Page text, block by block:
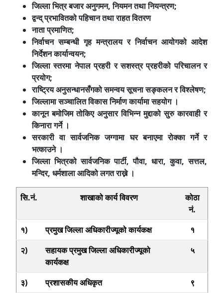
जिल्ला भित्र बजार अनुगमन, नियमन तथा नियन्त्रण;
द्वन्द् प्रभावितको पहिचान तथा राहत वितरण
नाता प्रमाणित;
निर्वाचन सम्बन्धी गृह मन्त्रालय र निर्वाचन आयोगको आदेश
निर्देशन कार्यान्वयन;
जिल्ला स्तरमा नेपाल प्रहरी र सशस्त्र प्रहरीको परिचालन र
प्रयोग;
राष्ट्रिय अनुसन्धानसँगको समन्वय सूचना सङ्कलन र विश्लेषण;
जिल्लामा सञ्चालित विकास निर्माण कार्यामा सहयोग ।
कानून बमोजिम तोकिए अनुसार विभिन्न मुद्दाको सुरु कारवाही र
किनारा गर्ने ।
सरकारी वा सार्वजनिक जग्गामा घर बनाएमा रोक्का गर्ने र
भत्काउने ।
जिल्ला भित्रको सार्वजनिक पार्टी, पौवा, धारा, कुवा, सत्तल,
मन्दिर, धर्मशाला आदिको लगत राख्ने ।
सि.नं. शाखाको कार्य विवरण
कोठा
नं.
१)
प्रमुख जिल्ला अधिकारीज्यूको कार्यकक्ष
१
२)
सहायक प्रमुख जिल्ला अधिकारीज्यूको
कार्यकक्ष
५
३) प्रशासकीय अधिकृत
९